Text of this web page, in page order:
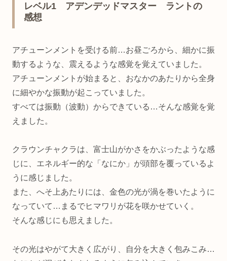
レベル1 アデンデッドマスター ラントの
感想
アチューンメントを受ける前…お昼ごろから、細かに振
動するような、震えるような感覚を覚えていました。
アチューンメントが始まると、おなかのあたりから全身
に細やかな振動が起こっていました。
すべては振動（波動）からできている…そんな感覚を覚
えました。
クラウンチャクラは、富士山がかさをかぶったような感
じに、エネルギー的な「なにか」が頭部を覆っているよ
うに感じました。
また、へそ上あたりには、金色の光が渦を巻いたように
なっていて…まるでヒマワリが花を咲かせていく。
そんな感じにも思えました。
その光はやがて大きく広がり、自分を大きく包みこみ…